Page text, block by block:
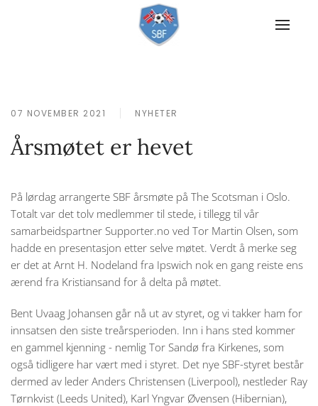
07 NOVEMBER 2021 NYHETER
Årsmøtet er hevet
På lørdag arrangerte SBF årsmøte på The Scotsman i Oslo.
Totalt var det tolv medlemmer til stede, i tillegg til vår
samarbeidspartner Supporter.no ved Tor Martin Olsen, som
hadde en presentasjon etter selve møtet. Verdt å merke seg
er det at Arnt H. Nodeland fra Ipswich nok en gang reiste ens
ærend fra Kristiansand for å delta på møtet.
Bent Uvaag Johansen går nå ut av styret, og vi takker ham for
innsatsen den siste treårsperioden. Inn i hans sted kommer
en gammel kjenning - nemlig Tor Sandø fra Kirkenes, som
også tidligere har vært med i styret. Det nye SBF-styret består
dermed av leder Anders Christensen (Liverpool), nestleder Ray
Tørnkvist (Leeds United), Karl Yngvar Øvensen (Hibernian),